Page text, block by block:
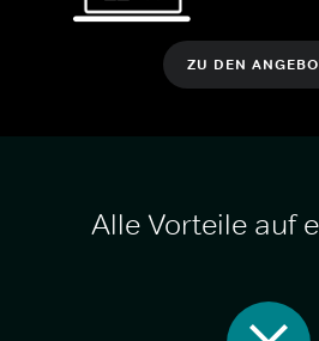
ZU DEN
Alle Vorteile auf